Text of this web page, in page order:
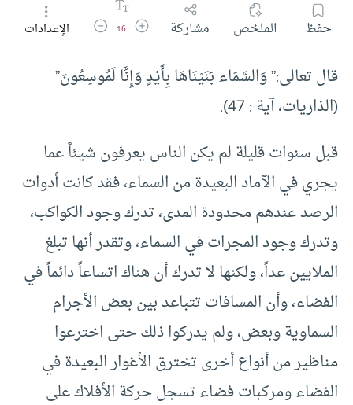
حفظ الملخص مشاركة زيادة حجم الخط
16 تقليل حجم الخط
الإعدادات
قال تعالى:” وَالسَّمَاء بَنَيْنَاهَا بِأَيْدٍ وَإِنَّا لَمُوسِعُونَ”
(الذاريات، آية : 47).
قبل سنوات قليلة لم يكن الناس يعرفون شيئاً عما
يجري في الآماد البعيدة من السماء، فقد كانت أدوات
الرصد عندهم محدودة المدى، تدرك وجود الكواكب،
وتدرك وجود المجرات في السماء، وتقدر أنها تبلغ
الملايين عداً، ولكنها لا تدرك أن هناك اتساعاً دائماً في
الفضاء، وأن المسافات تتباعد بين بعض الأجرام
السماوية وبعض، ولم يدركوا ذلك حتى اخترعوا
مناظير من أنواع أخرى تخترق الأغوار البعيدة في
الفضاء ومركبات فضاء تسجل حركة الأفلاك على